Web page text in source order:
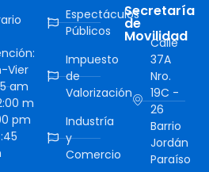
Vier
am
m
pm
Espectáculos
Públicos
Impuesto
de
Valorización
Industría
y
Comercio
Secretaría
de
Movilidad
Calle
37A
Nro.
19C -
26
Barrio
Jordán
Paraíso